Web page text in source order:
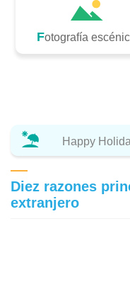
Fotografía
Happy
Diez razones
extranjero